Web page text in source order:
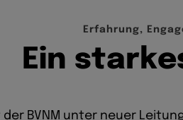
E rfa h ru ng, E ngag
Ein star ke
der BVNM unter neuer